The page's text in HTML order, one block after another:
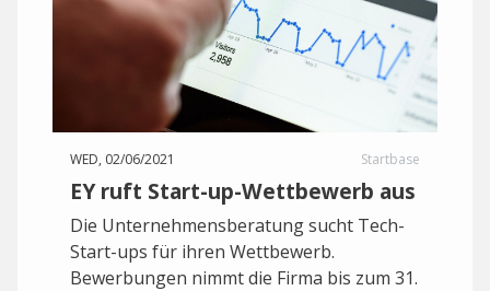
WED, 02/06/2021 Startbase
EY ruft Start-up-Wettbewerb aus
Die Unternehmensberatung sucht Tech-
Start-ups für ihren Wettbewerb.
Bewerbungen nimmt die Firma bis zum 31.